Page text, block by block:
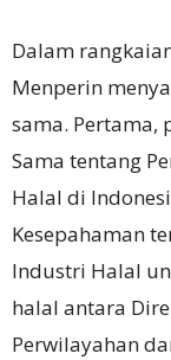
Dalam
Menperin
sama. Pertama,
Sama tentang
Halal di
Kesepahaman
Industri Halal
halal antara
Perwilayahan